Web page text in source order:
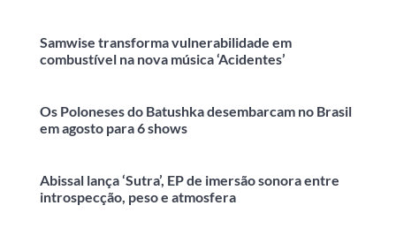
Samwise transforma vulnerabilidade em
combustível na nova música ‘Acidentes’
Os Poloneses do Batushka desembarcam no Brasil
em agosto para 6 shows
Abissal lança ‘Sutra’, EP de imersão sonora entre
introspecção, peso e atmosfera